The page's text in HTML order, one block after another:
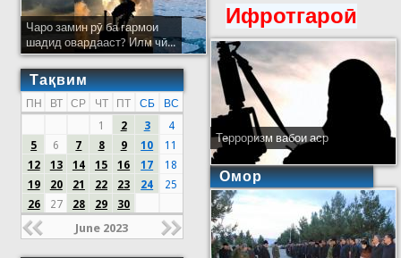
Чаро замин рӯ ба гармои
шадид овардааст? Илм чӣ...
Тақвим
ПН ВТ СР ЧТ ПТ СБ
ВС
1
2 3
4
5
6 7 8 9 10
11
12
13 14 15 16 17
18
19
20 21 22 23 24
25
26
27 28 29 30
June 2023
Ифротгароӣ
Терроризм вабои аср
Омор